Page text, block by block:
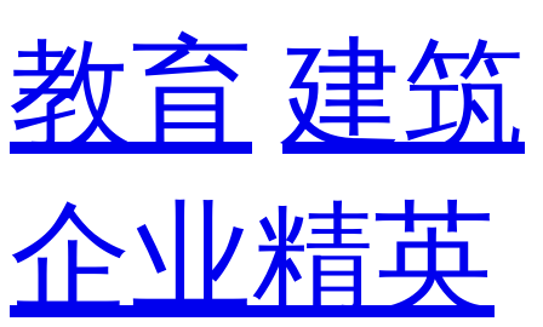
教育 建筑
企业精英